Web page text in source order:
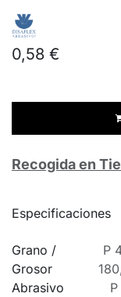
0,58 €
Recogida en
Especificaciones
Grano /
Grosor
Abrasivo
P
180,